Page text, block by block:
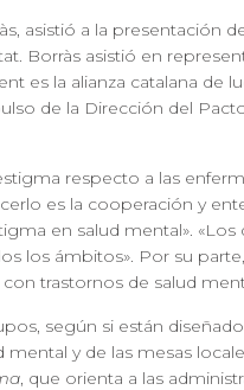
asistió a la presentación
Borràs asistió en
es la alianza catalana de
de la Dirección del
respecto a las
es la cooperación y
en salud mental».
los ámbitos». Por su
trastornos de salud
según si están
y de las mesas
, que orienta a las